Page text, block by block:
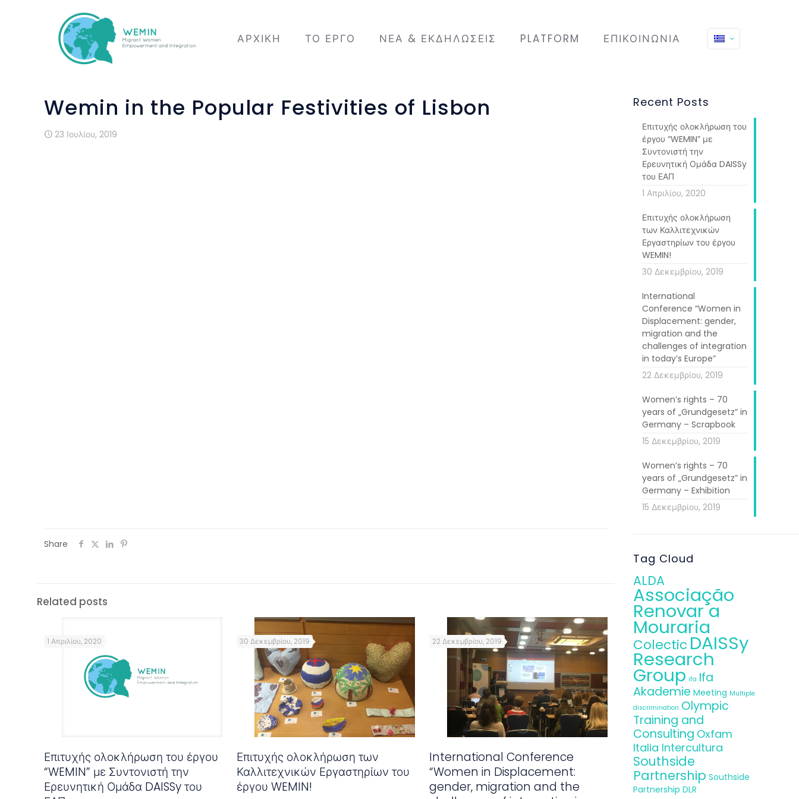
ΑΡΧΙΚΉ ΤΟ ΈΡΓΟ ΝΈΑ & ΕΚΔΗΛΏΣΕΙΣ PLATFORM ΕΠΙΚΟΙΝΩΝΊΑ
Wemin in the Popular Festivities of Lisbon
23 Ιουλίου, 2019
Share
Related posts
1 Απριλίου, 2020
Επιτυχής ολοκλήρωση του έργου
“WEMIN” με Συντονιστή την
Ερευνητική Ομάδα DAISSy του
30 Δεκεμβρίου, 2019
Επιτυχής ολοκλήρωση των
Καλλιτεχνικών Εργαστηρίων του
έργου WEMIN!
22 Δεκεμβρίου, 2019
International Conference
“Women in Displacement:
gender, migration and the
Recent Posts
Επιτυχής ολοκλήρωση του
έργου “WEMIN” με
Συντονιστή την
Ερευνητική Ομάδα DAISSy
του ΕΑΠ
1 Απριλίου, 2020
Επιτυχής ολοκλήρωση
των Καλλιτεχνικών
Εργαστηρίων του έργου
WEMIN!
30 Δεκεμβρίου, 2019
International
Conference “Women in
Displacement: gender,
migration and the
challenges of integration
in today’s Europe”
22 Δεκεμβρίου, 2019
Women’s rights – 70
years of „Grundgesetz” in
Germany – Scrapbook
15 Δεκεμβρίου, 2019
Women’s rights – 70
years of „Grundgesetz” in
Germany – Exhibition
15 Δεκεμβρίου, 2019
Tag Cloud
ALDA
Associação
Renovar a
Mouraria
Colectic DAISSy
Research
Group ifa Ifa
Akademie Meeting Multiple
discrimination Olympic
Training and
Consulting Oxfam
Italia Intercultura
Southside
Partnership Southside
Partnership DLR